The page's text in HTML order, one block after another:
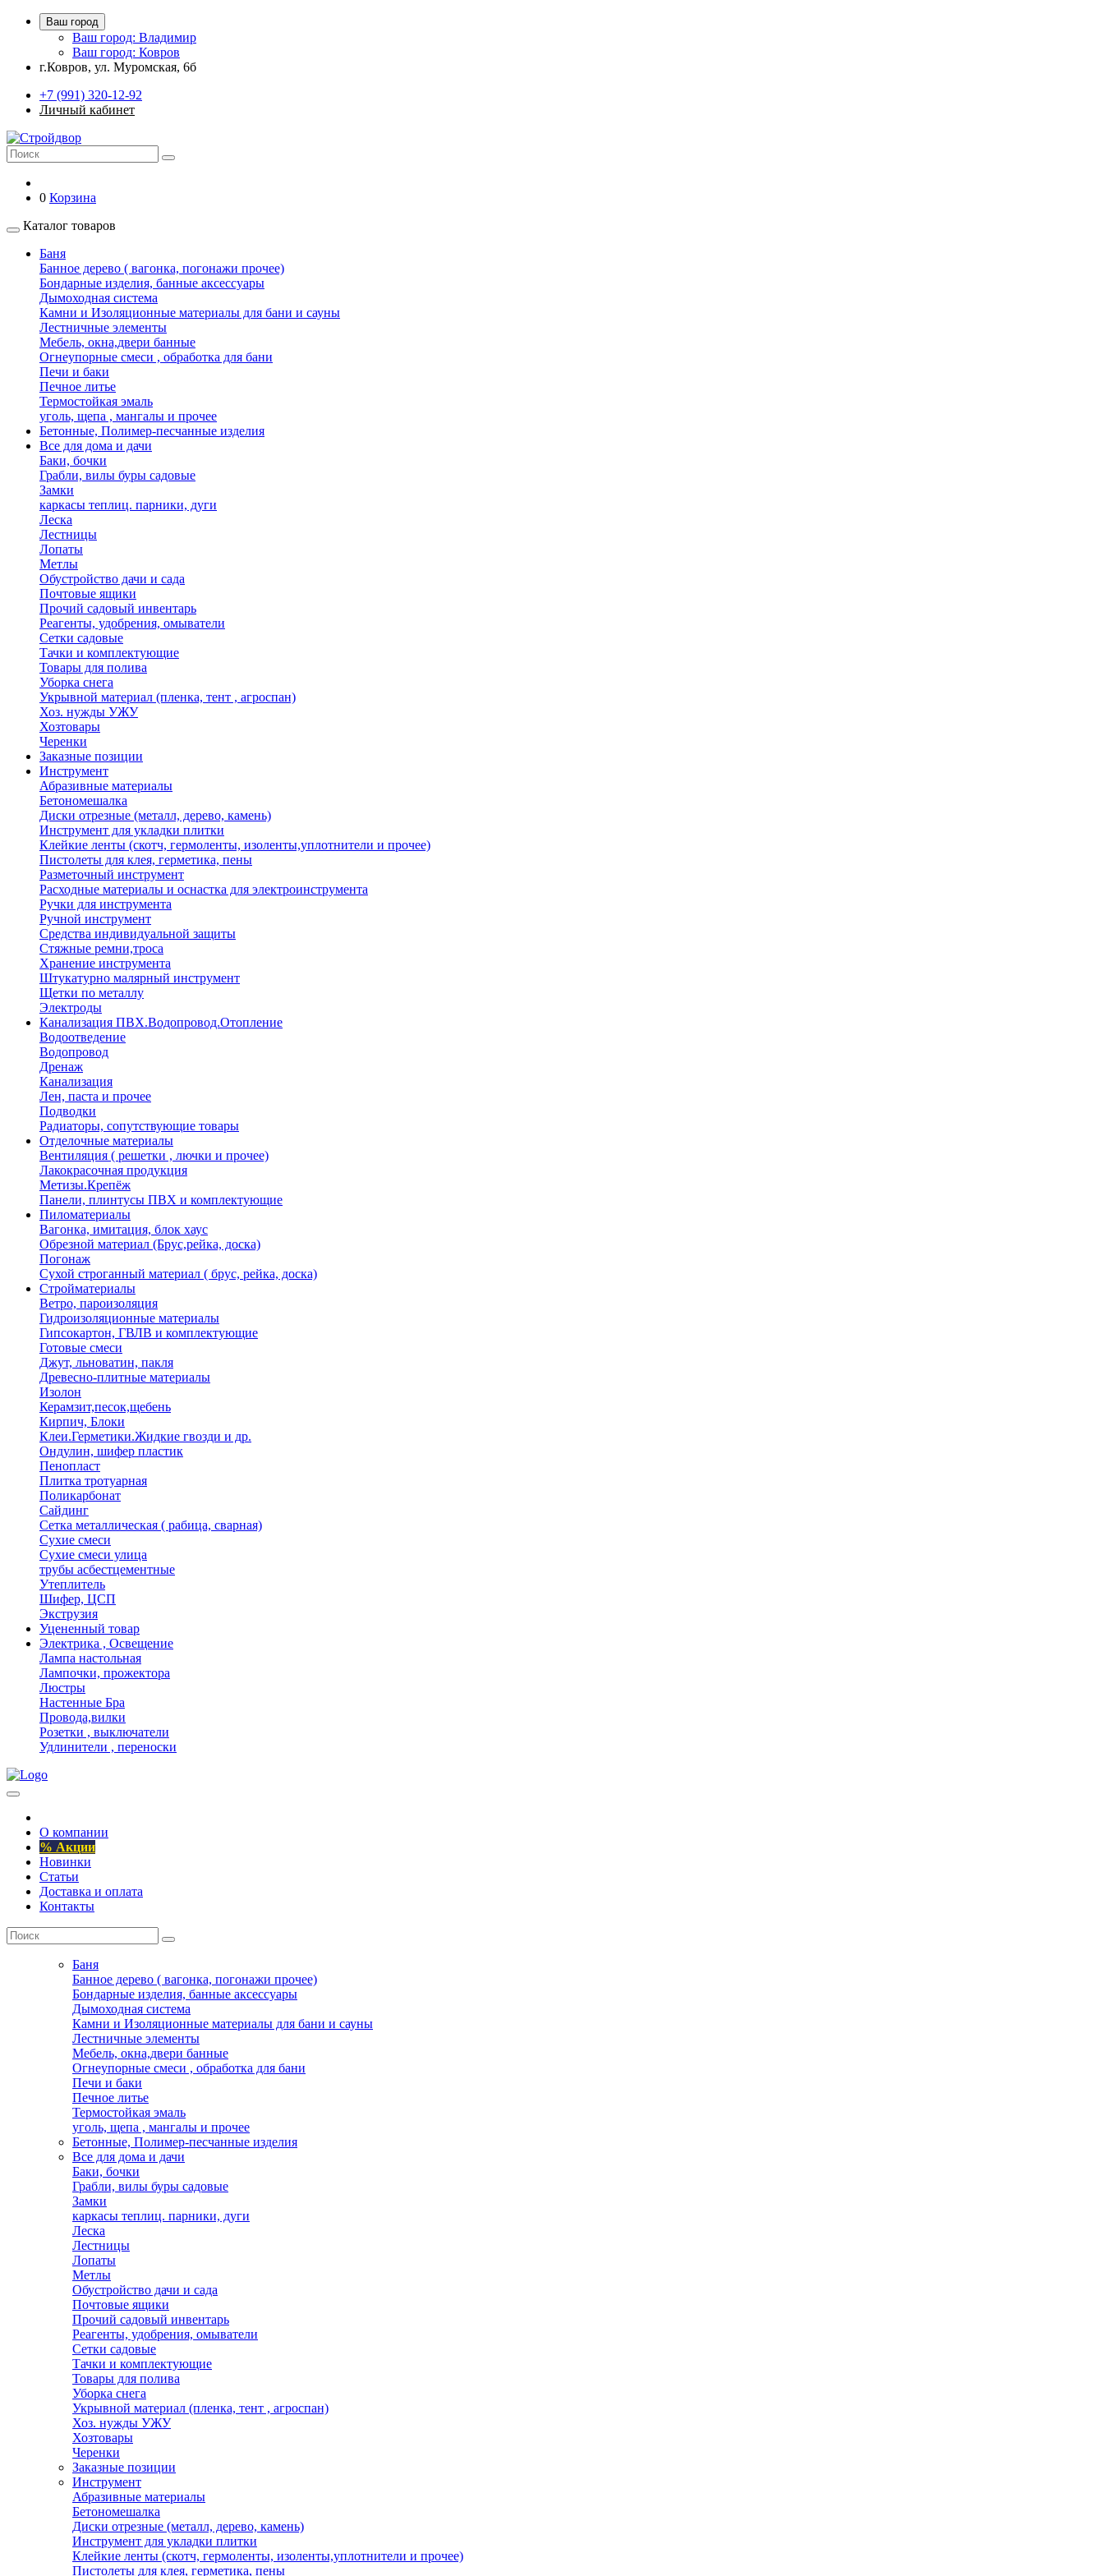
Ваш город
Ваш город: Владимир
Ваш город: Ковров
г.Ковров, ул. Муромская, 6б
+7 (991) 320-12-92
Личный кабинет
0 Корзина
Каталог товаров
Баня
Банное дерево ( вагонка, погонажи прочее)
Бондарные изделия, банные аксессуары
Дымоходная система
Камни и Изоляционные материалы для бани и сауны
Лестничные элементы
Мебель, окна,двери банные
Огнеупорные смеси , обработка для бани
Печи и баки
Печное литье
Термостойкая эмаль
уголь, щепа , мангалы и прочее
Бетонные, Полимер-песчанные изделия
Все для дома и дачи
Баки, бочки
Грабли, вилы буры садовые
Замки
каркасы теплиц. парники, дуги
Леска
Лестницы
Лопаты
Метлы
Обустройство дачи и сада
Почтовые ящики
Прочий садовый инвентарь
Реагенты, удобрения, омыватели
Сетки садовые
Тачки и комплектующие
Товары для полива
Уборка снега
Укрывной материал (пленка, тент , агроспан)
Хоз. нужды УЖУ
Хозтовары
Черенки
Заказные позиции
Инструмент
Абразивные материалы
Бетономешалка
Диски отрезные (металл, дерево, камень)
Инструмент для укладки плитки
Клейкие ленты (скотч, гермоленты, изоленты,уплотнители и прочее)
Пистолеты для клея, герметика, пены
Разметочный инструмент
Расходные материалы и оснастка для электроинструмента
Ручки для инструмента
Ручной инструмент
Средства индивидуальной защиты
Стяжные ремни,троса
Хранение инструмента
Штукатурно малярный инструмент
Щетки по металлу
Электроды
Канализация ПВХ.Водопровод.Отопление
Водоотведение
Водопровод
Дренаж
Канализация
Лен, паста и прочее
Подводки
Радиаторы, сопутствующие товары
Отделочные материалы
Вентиляция ( решетки , лючки и прочее)
Лакокрасочная продукция
Метизы.Крепёж
Панели, плинтусы ПВХ и комплектующие
Пиломатериалы
Вагонка, имитация, блок хаус
Обрезной материал (Брус,рейка, доска)
Погонаж
Сухой строганный материал ( брус, рейка, доска)
Стройматериалы
Ветро, пароизоляция
Гидроизоляционные материалы
Гипсокартон, ГВЛВ и комплектующие
Готовые смеси
Джут, льноватин, пакля
Древесно-плитные материалы
Изолон
Керамзит,песок,щебень
Кирпич, Блоки
Клеи.Герметики.Жидкие гвозди и др.
Ондулин, шифер пластик
Пенопласт
Плитка тротуарная
Поликарбонат
Сайдинг
Сетка металлическая ( рабица, сварная)
Сухие смеси
Сухие смеси улица
трубы асбестцементные
Утеплитель
Шифер, ЦСП
Экструзия
Уцененный товар
Электрика , Освещение
Лампа настольная
Лампочки, прожектора
Люстры
Настенные Бра
Провода,вилки
Розетки , выключатели
Удлинители , переноски
О компании
% Акции
Новинки
Статьи
Доставка и оплата
Контакты
Баня
Банное дерево ( вагонка, погонажи прочее)
Бондарные изделия, банные аксессуары
Дымоходная система
Камни и Изоляционные материалы для бани и сауны
Лестничные элементы
Мебель, окна,двери банные
Огнеупорные смеси , обработка для бани
Печи и баки
Печное литье
Термостойкая эмаль
уголь, щепа , мангалы и прочее
Бетонные, Полимер-песчанные изделия
Все для дома и дачи
Баки, бочки
Грабли, вилы буры садовые
Замки
каркасы теплиц. парники, дуги
Леска
Лестницы
Лопаты
Метлы
Обустройство дачи и сада
Почтовые ящики
Прочий садовый инвентарь
Реагенты, удобрения, омыватели
Сетки садовые
Тачки и комплектующие
Товары для полива
Уборка снега
Укрывной материал (пленка, тент , агроспан)
Хоз. нужды УЖУ
Хозтовары
Черенки
Заказные позиции
Инструмент
Абразивные материалы
Бетономешалка
Диски отрезные (металл, дерево, камень)
Инструмент для укладки плитки
Клейкие ленты (скотч, гермоленты, изоленты,уплотнители и прочее)
Пистолеты для клея, герметика, пены